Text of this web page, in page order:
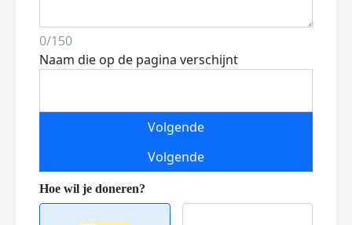
0/150
Naam die op de pagina verschijnt
Volgende
Volgende